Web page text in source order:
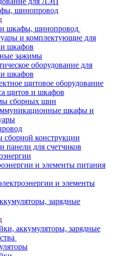
шинопровод
шкафы, шинопровод
и комплектующие для
шкафов
зажимы
оборудование для
шкафов
щитовое оборудование
щитов и шкафов
сборных шин
шкафы и
конструкции
для счетчиков
и элементы питания
и элементы
зарядные
аккумуляторы, зарядные